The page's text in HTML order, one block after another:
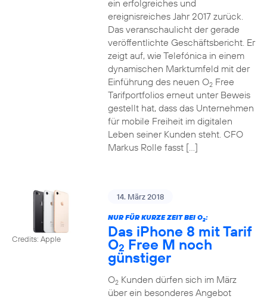
ein erfolgreiches und
ereignisreiches Jahr 2017 zurück.
Das veranschaulicht der gerade
veröffentlichte Geschäftsbericht. Er
zeigt auf, wie Telefónica in einem
dynamischen Marktumfeld mit der
Einführung des neuen O2Free
Tarifportfolios erneut unter Beweis
gestellt hat, dass das Unternehmen
für mobile Freiheit im digitalen
Leben seiner Kunden steht. CFO
Markus Rolle fasst […]
Credits: Apple
14. März 2018
NUR FÜR KURZE ZEIT BEI O2:
Das iPhone 8 mit Tarif
O2 Free M noch
günstiger
O2Kunden dürfen sich im März
über ein besonderes Angebot